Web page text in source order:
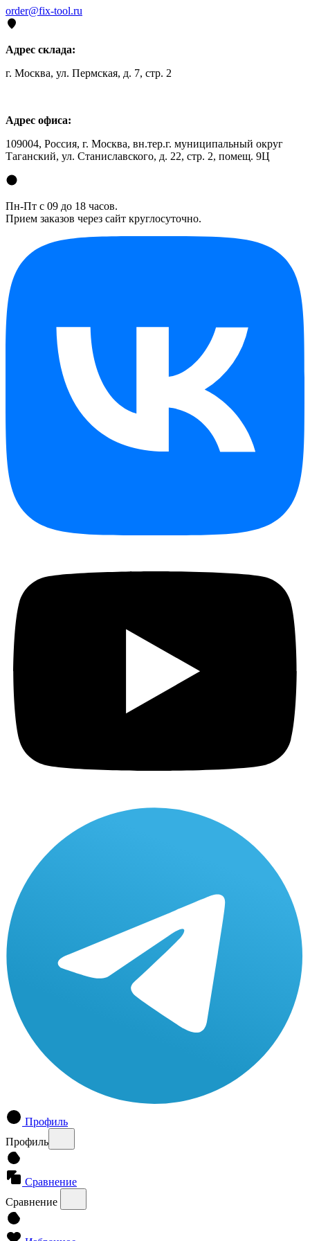
order@fix-tool.ru
Адрес склада:
г. Москва, ул. Пермская, д. 7, стр. 2
Адрес офиса:
109004, Россия, г. Москва, вн.тер.г. муниципальный округ
Таганский, ул. Станиславского, д. 22, стр. 2, помещ. 9Ц
Пн-Пт с 09 до 18 часов.
Прием заказов через сайт круглосуточно.
Профиль
Профиль
Сравнение
Сравнение